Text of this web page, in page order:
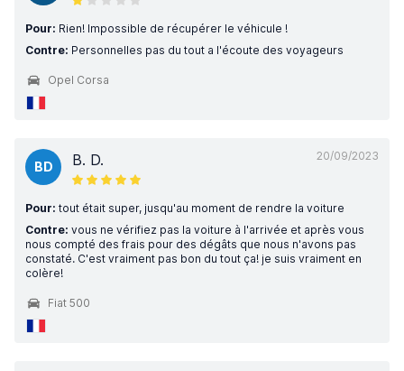
Pour: Rien! Impossible de récupérer le véhicule !
Contre: Personnelles pas du tout a l'écoute des voyageurs
Opel Corsa
20/09/2023
BD B. D.
Pour: tout était super, jusqu'au moment de rendre la voiture
Contre: vous ne vérifiez pas la voiture à l'arrivée et après vous
nous compté des frais pour des dégâts que nous n'avons pas
constaté. C'est vraiment pas bon du tout ça! je suis vraiment en
colère!
Fiat 500